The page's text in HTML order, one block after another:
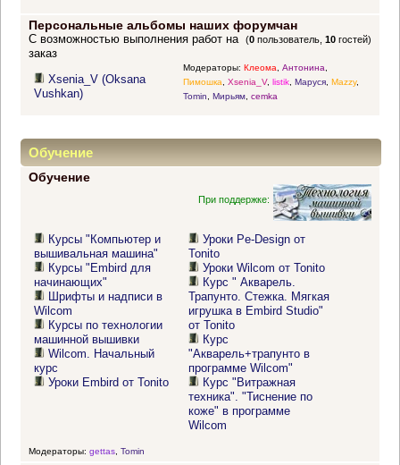
Персональные альбомы наших форумчан
(0 пользователь,10 гостей)
С возможностью выполнения работ на
заказ
Xsenia_V (Oksana
Vushkan)
Модераторы: Клеома, Антонина,
Пимошка, Xsenia_V, listik, Маруся, Mazzy,
Tomin, Мирьям, cemka
Обучение
Обучение
При поддержке:
Курсы "Компьютер и
вышивальная машина"
Курсы "Embird для
начинающих"
Шрифты и надписи в
Wilcom
Курсы по технологии
машинной вышивки
Wilcom. Начальный
курс
Уроки Embird от Tonito
Уроки Pe-Design от
Tonito
Уроки Wilcom от Tonito
Курс " Акварель.
Трапунто. Стежка. Мягкая
игрушка в Embird Studio"
от Tonito
Курс
"Акварель+трапунто в
программе Wilcom"
Курс "Витражная
техника". "Тиснение по
коже" в программе
Wilcom
Модераторы: gettas, Tomin